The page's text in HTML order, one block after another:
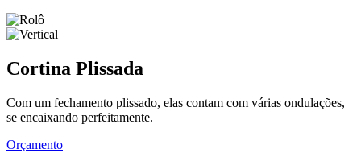
Cortina Plissada
Com um fechamento plissado, elas contam com várias ondulações,
se encaixando perfeitamente.
Orçamento